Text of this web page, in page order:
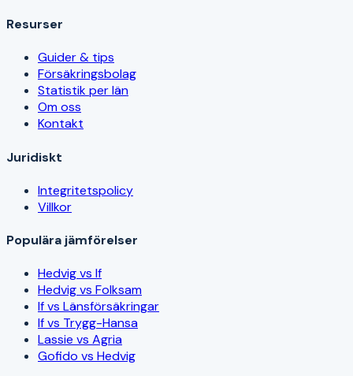
Resurser
Guider & tips
Försäkringsbolag
Statistik per län
Om oss
Kontakt
Juridiskt
Integritetspolicy
Villkor
Populära jämförelser
Hedvig vs If
Hedvig vs Folksam
If vs Länsförsäkringar
If vs Trygg-Hansa
Lassie vs Agria
Gofido vs Hedvig